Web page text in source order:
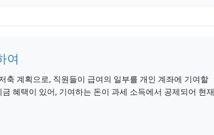
여
축 계획으로, 직원들이 급여의 일부를 개인 계좌에 기여할
혜택이 있어, 기여하는 돈이 과세 소득에서 공제되어 현재